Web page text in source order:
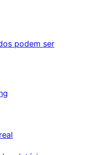
podem ser